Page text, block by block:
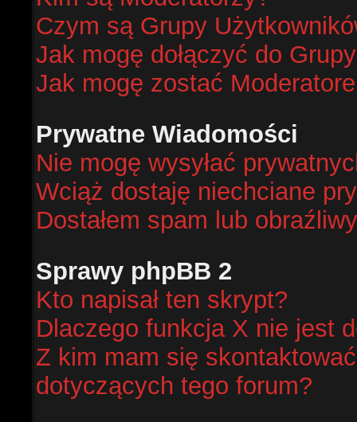
Czym są Grupy
Jak mogę dołączyć do
Jak mogę zostać
Prywatne Wiadomości
Nie mogę wysyłać
Wciąż dostaję niechciane
Dostałem spam lub
Sprawy phpBB 2
Kto napisał ten skrypt?
Dlaczego funkcja X nie jest
Z kim mam się
dotyczących tego forum?